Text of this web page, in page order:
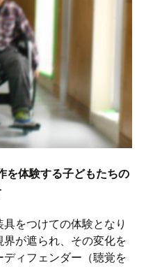
を体験する子どもたちの
をつけての体験となり
が遮られ、その変化を
ィフェンダー（聴覚を